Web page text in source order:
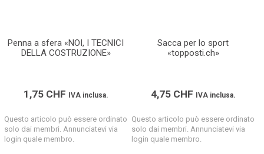
Penna a sfera «NOI, I TECNICI
DELLA COSTRUZIONE»
1,75 CHF IVA inclusa.
Questo articolo può essere ordinato
solo dai membri. Annunciatevi via
login quale membro.
Sacca per lo sport
«topposti.ch»
4,75 CHF IVA inclusa.
Questo articolo può essere ordinato
solo dai membri. Annunciatevi via
login quale membro.